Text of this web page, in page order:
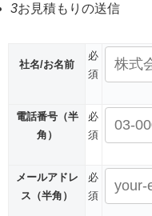
3お見積もりの送信
社名/お名前
必
須
電話番号（半
角）
必
須
メールアドレ
ス （半角）
必
須